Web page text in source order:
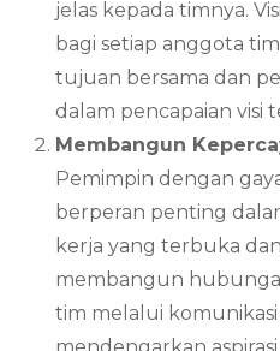
jelas kepada timnya.
bagi setiap anggota
tujuan bersama dan
dalam pencapaian visi
Membangun
Pemimpin dengan
berperan penting
kerja yang terbuka
membangun
tim melalui
mendengarkan